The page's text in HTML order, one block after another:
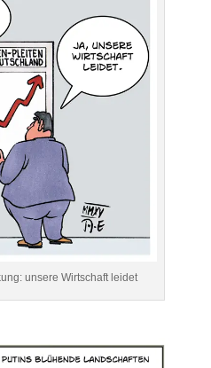
unsere Wirtschaft leidet